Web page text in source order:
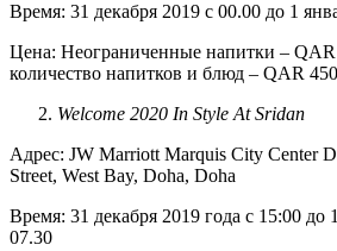
Время: 31 декабря 2019 с 00.00 до 1
Цена: Неограниченные напитки – QAR
количество напитков и блюд – QAR
Welcome 2020 In Style At Sridan
Адрес: JW Marriott Marquis City Center
Street, West Bay, Doha, Doha
Время: 31 декабря 2019 года с 15:00 до
07.30